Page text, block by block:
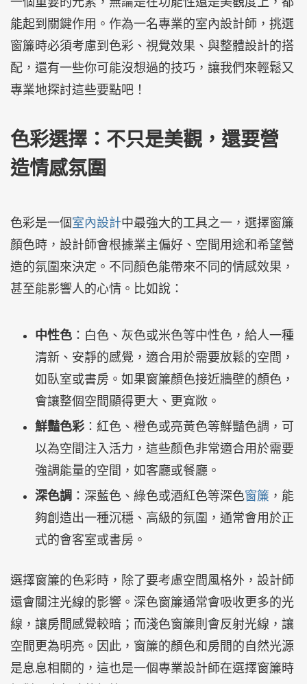
能起到關鍵作用。作為一名專業的室內設計師，挑選
窗簾時必須考慮到色彩、視覺效果、與整體設計的搭
配，還有一些你可能沒想過的技巧，讓我們來輕鬆又
專業地探討這些要點吧！
色彩選擇：不只是美觀，還要營
造情感氛圍
色彩是一個室內設計中最強大的工具之一，選擇窗簾
顏色時，設計師會根據業主偏好、空間用途和希望營
造的氛圍來決定。不同顏色能帶來不同的情感效果，
甚至能影響人的心情。比如說：
中性色 ：白色、灰色或米色等中性色，給人一種
清新、安靜的感覺，適合用於需要放鬆的空間，
如臥室或書房。如果窗簾顏色接近牆壁的顏色，
會讓整個空間顯得更大、更寬敞。
鮮豔色彩：紅色、橙色或亮黃色等鮮豔色調，可
以為空間注入活力，這些顏色非常適合用於需要
強調能量的空間，如客廳或餐廳。
深色調 ：深藍色、綠色或酒紅色等深色窗簾 ，能
夠創造出一種沉穩、高級的氛圍，通常會用於正
式的會客室或書房。
選擇窗簾的色彩時，除了要考慮空間風格外，設計師
還會關注光線的影響。深色窗簾通常會吸收更多的光
線，讓房間感覺較暗；而淺色窗簾則會反射光線，讓
空間更為明亮。因此，窗簾的顏色和房間的自然光源
是息息相關的，這也是一個專業設計師在選擇窗簾時